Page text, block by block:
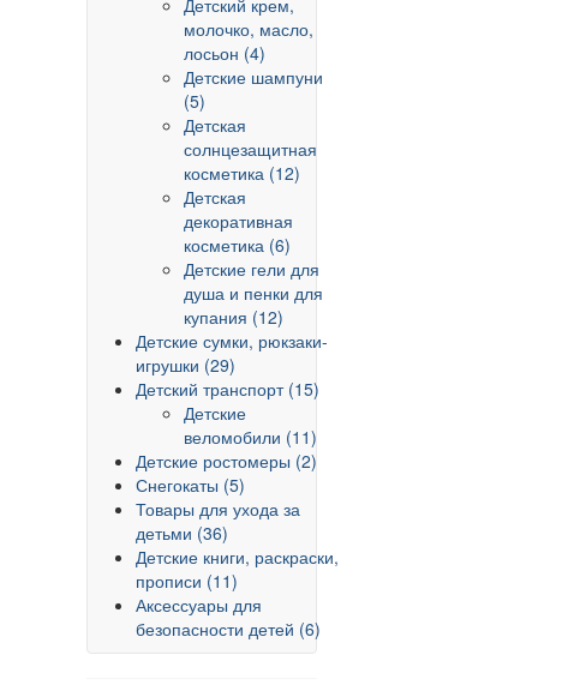
Детский крем,
молочко, масло,
лосьон (4)
Детские шампуни
(5)
Детская
солнцезащитная
косметика (12)
Детская
декоративная
косметика (6)
Детские гели для
душа и пенки для
купания (12)
Детские сумки, рюкзаки-
игрушки (29)
Детский транспорт (15)
Детские
веломобили (11)
Детские ростомеры (2)
Снегокаты (5)
Товары для ухода за
детьми (36)
Детские книги, раскраски,
прописи (11)
Аксессуары для
безопасности детей (6)